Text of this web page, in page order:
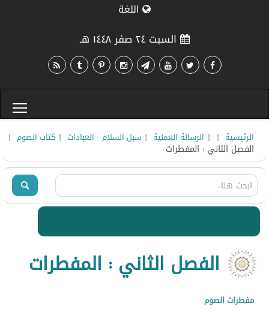
اللغة
السبت ٢٤ صفر ١٤٤٨ هـ
الرئيسية |
| الرسالة العملية | سبل السلام - العبادات | كتاب الصوم |
الفصل الثاني : المفطرات
الفصل الثاني : المفطرات
مفطرات الصوم